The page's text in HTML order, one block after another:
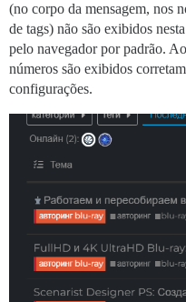
(no corpo da mensagem, nos
de tags) não são exibidos
pelo navegador por padrão.
números são exibidos
configurações.